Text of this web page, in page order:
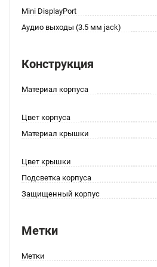
Mini DisplayPort
Аудио выходы (3.5 мм jack)
Конструкция
Материал корпуса
Цвет корпуса
Материал крышки
Цвет крышки
Подсветка корпуса
Защищенный корпус
Метки
Метки